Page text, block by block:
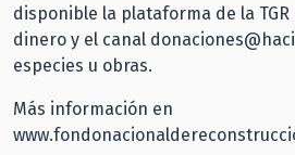
disponible la plataforma de la
dinero y el canal
especies u obras.
Más información en